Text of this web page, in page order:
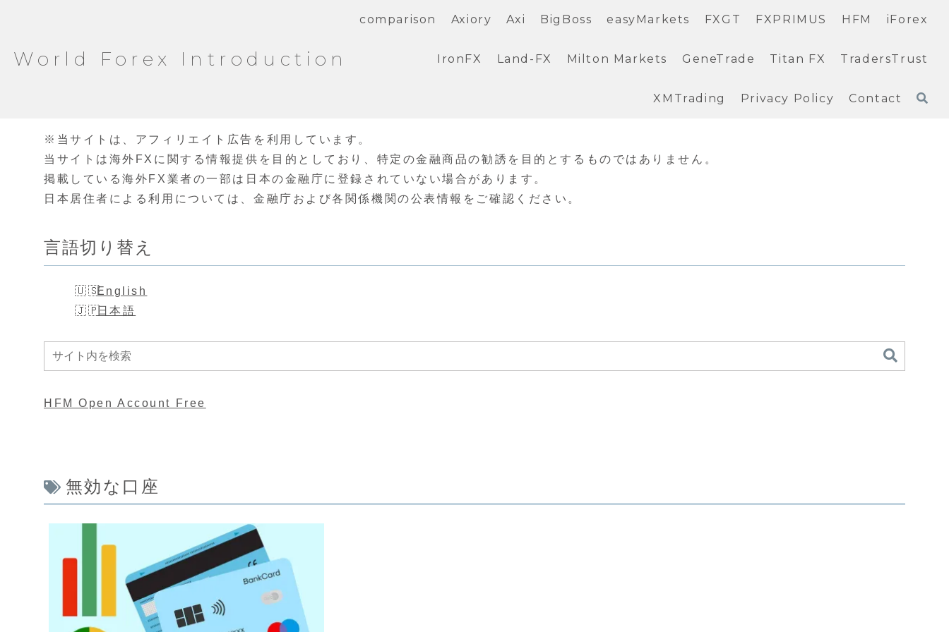
World Forex Introduction
comparison Axiory Axi BigBoss easyMarkets FXGT FXPRIMUS HFM iForex
IronFX Land-FX Milton Markets GeneTrade Titan FX TradersTrust
XMTrading Privacy Policy Contact
※当サイトは、アフィリエイト広告を利用しています。
当サイトは海外FXに関する情報提供を目的としており、特定の金融商品の勧誘を目的とするものではありません。
掲載している海外FX業者の一部は日本の金融庁に登録されていない場合があります。
日本居住者による利用については、金融庁および各関係機関の公表情報をご確認ください。
言語切り替え
English
日本語
HFM Open Account Free
無効な口座